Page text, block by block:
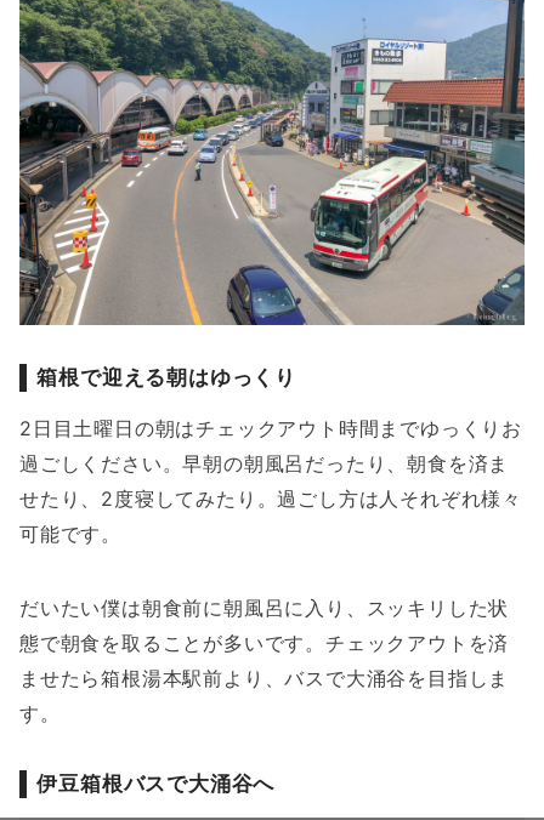
箱根で迎える朝はゆっくり
2日目土曜日の朝はチェックアウト時間までゆっくりお
過ごしください。早朝の朝風呂だったり、朝食を済ま
せたり、2度寝してみたり。過ごし方は人それぞれ様々
可能です。
だいたい僕は朝食前に朝風呂に入り、スッキリした状
態で朝食を取ることが多いです。チェックアウトを済
ませたら箱根湯本駅前より、バスで大涌谷を目指しま
す。
伊豆箱根バスで大涌谷へ